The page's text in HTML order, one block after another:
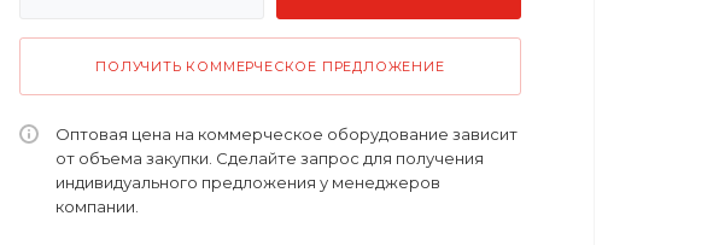
ПОЛУЧИТЬ КОММЕРЧЕСКОЕ ПРЕДЛОЖЕНИЕ
Оптовая цена на коммерческое оборудование зависит
от объема закупки. Сделайте запрос для получения
индивидуального предложения у менеджеров
компании.